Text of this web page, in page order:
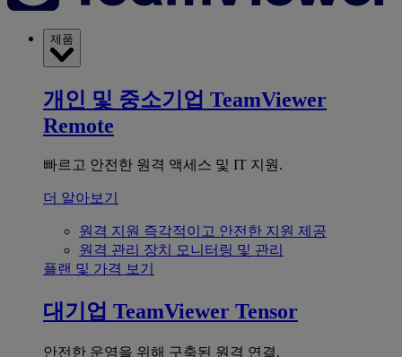
제품
개인 및 중소기업 TeamViewer
Remote
빠르고 안전한 원격 액세스 및 IT 지원.
더 알아보기
원격 지원 즉각적이고 안전한 지원 제공
원격 관리 장치 모니터링 및 관리
플랜 및 가격 보기
대기업 TeamViewer Tensor
안전한 운영을 위해 구축된 원격 연결.